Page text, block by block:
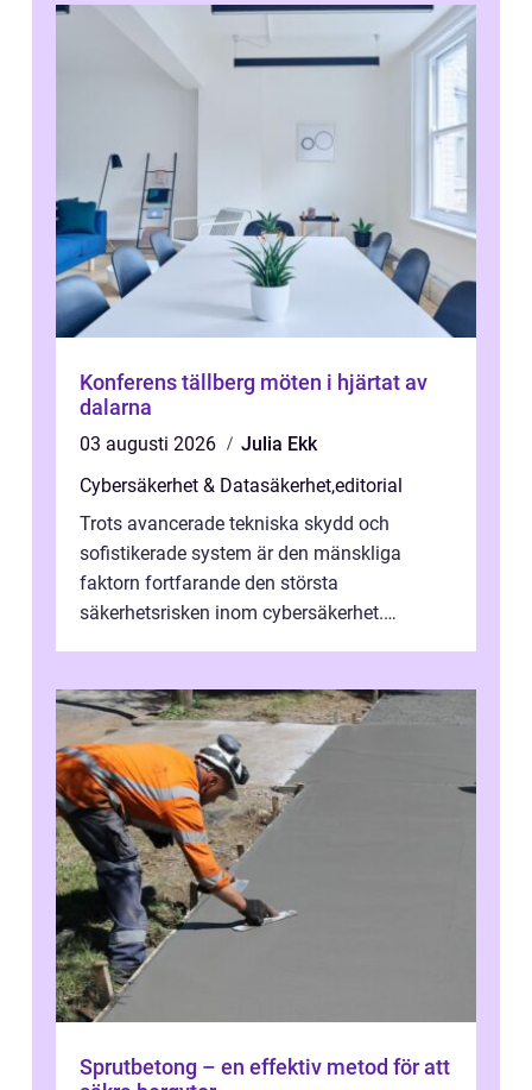
Konferens tällberg möten i hjärtat av
dalarna
03 augusti 2026
Julia Ekk
Cybersäkerhet & Datasäkerhet,editorial
Trots avancerade tekniska skydd och
sofistikerade system är den mänskliga
faktorn fortfarande den största
säkerhetsrisken inom cybersäkerhet.
Sprutbetong – en effektiv metod för att